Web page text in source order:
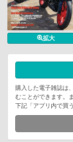
拡大
購入した電子雑誌は
むことができます。
下記「アプリ内で買